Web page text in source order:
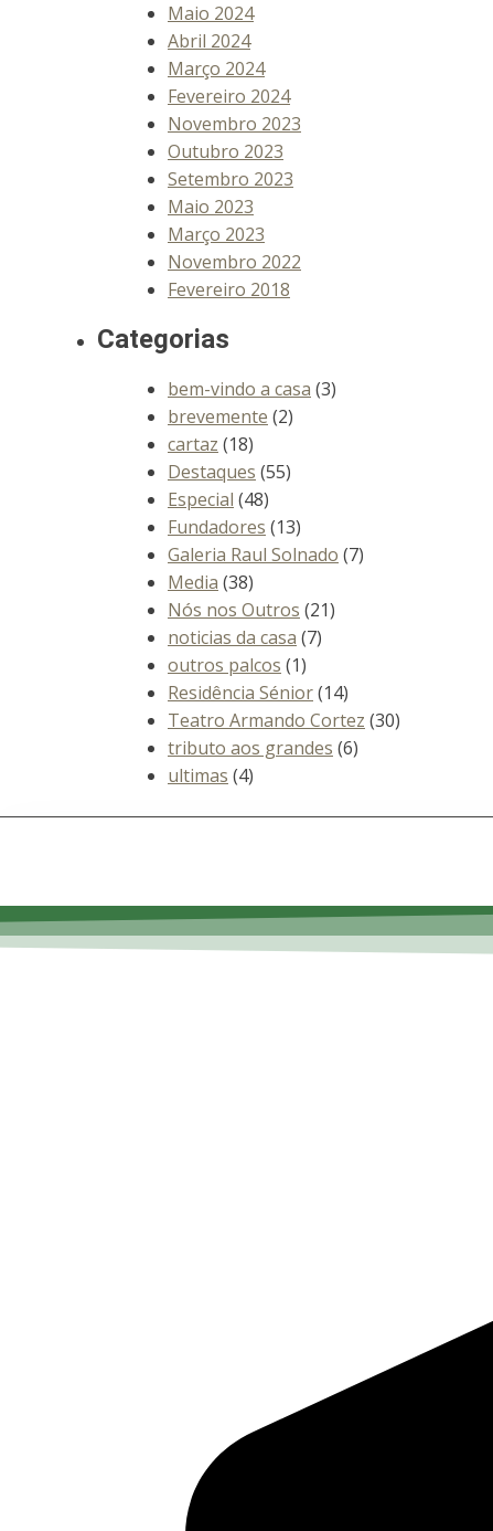
Maio 2024
Abril 2024
Março 2024
Fevereiro 2024
Novembro 2023
Outubro 2023
Setembro 2023
Maio 2023
Março 2023
Novembro 2022
Fevereiro 2018
Categorias
bem-vindo a casa (3)
brevemente (2)
cartaz (18)
Destaques (55)
Especial (48)
Fundadores (13)
Galeria Raul Solnado (7)
Media (38)
Nós nos Outros (21)
noticias da casa (7)
outros palcos (1)
Residência Sénior(14)
Teatro Armando Cortez (30)
tributo aos grandes (6)
ultimas (4)